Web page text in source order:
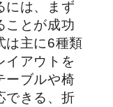
には、まず
ことが成功
は主に6種類
イアウトを
ーブルや椅
できる、折